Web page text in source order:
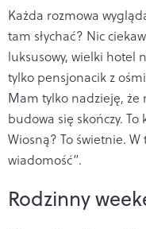
Każda rozmowa
tam słychać? Nic
luksusowy, wielki
tylko pensjonacik z
Mam tylko nadzieję,
budowa się skończy.
Wiosną? To świetnie.
wiadomość”.
Rodzinny